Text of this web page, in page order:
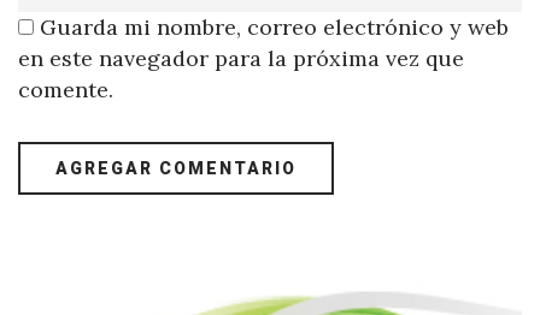
Guarda mi nombre, correo electrónico y web
en este navegador para la próxima vez que
comente.